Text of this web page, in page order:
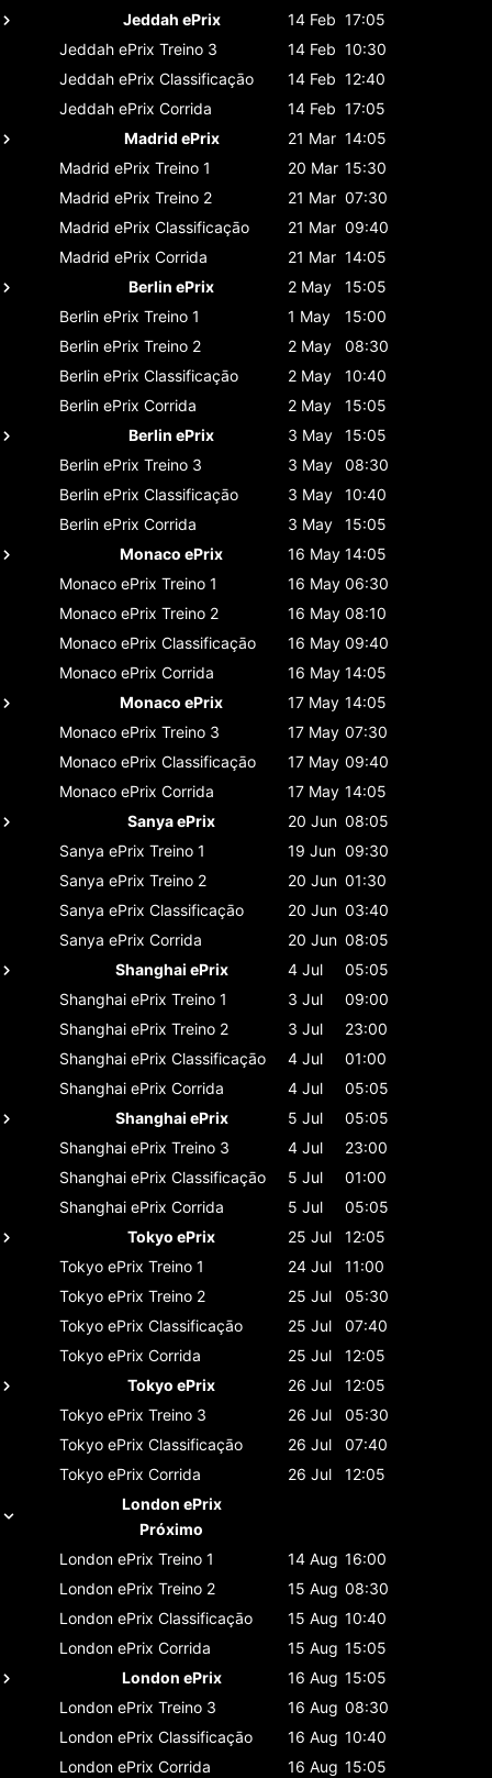
Jeddah ePrix
14 Feb 17:05
Jeddah ePrix Treino 3 14 Feb 10:30
Jeddah ePrix Classificaçāo 14 Feb 12:40
Jeddah ePrix Corrida 14 Feb 17:05
Madrid ePrix
21 Mar 14:05
Madrid ePrix Treino 1 20 Mar 15:30
Madrid ePrix Treino 2 21 Mar 07:30
Madrid ePrix Classificaçāo 21 Mar 09:40
Madrid ePrix Corrida 21 Mar 14:05
Berlin ePrix
2 May
15:05
Berlin ePrix Treino 1 1 May
15:00
Berlin ePrix Treino 2 2 May
08:30
Berlin ePrix Classificaçāo 2 May
10:40
Berlin ePrix Corrida 2 May
15:05
Berlin ePrix
3 May
15:05
Berlin ePrix Treino 3 3 May
08:30
Berlin ePrix Classificaçāo 3 May
10:40
Berlin ePrix Corrida 3 May
15:05
Monaco ePrix
16 May 14:05
Monaco ePrix Treino 1 16 May 06:30
Monaco ePrix Treino 2 16 May 08:10
Monaco ePrix Classificaçāo 16 May 09:40
Monaco ePrix Corrida 16 May 14:05
Monaco ePrix
17 May 14:05
Monaco ePrix Treino 3 17 May 07:30
Monaco ePrix Classificaçāo 17 May 09:40
Monaco ePrix Corrida 17 May 14:05
Sanya ePrix
20 Jun 08:05
Sanya ePrix Treino 1 19 Jun 09:30
Sanya ePrix Treino 2 20 Jun 01:30
Sanya ePrix Classificaçāo 20 Jun 03:40
Sanya ePrix Corrida 20 Jun 08:05
Shanghai ePrix
4 Jul
05:05
Shanghai ePrix Treino 1 3 Jul
09:00
Shanghai ePrix Treino 2 3 Jul
23:00
Shanghai ePrix Classificaçāo 4 Jul
01:00
Shanghai ePrix Corrida 4 Jul
05:05
Shanghai ePrix
5 Jul
05:05
Shanghai ePrix Treino 3 4 Jul
23:00
Shanghai ePrix Classificaçāo 5 Jul
01:00
Shanghai ePrix Corrida 5 Jul
05:05
Tokyo ePrix
25 Jul
12:05
Tokyo ePrix Treino 1 24 Jul
11:00
Tokyo ePrix Treino 2 25 Jul
05:30
Tokyo ePrix Classificaçāo 25 Jul
07:40
Tokyo ePrix Corrida 25 Jul
12:05
Tokyo ePrix
26 Jul
12:05
Tokyo ePrix Treino 3 26 Jul
05:30
Tokyo ePrix Classificaçāo 26 Jul
07:40
Tokyo ePrix Corrida 26 Jul
12:05
London ePrix
Próximo
London ePrix Treino 1 14 Aug 16:00
London ePrix Treino 2 15 Aug 08:30
London ePrix Classificaçāo 15 Aug 10:40
London ePrix Corrida 15 Aug 15:05
London ePrix
16 Aug 15:05
London ePrix Treino 3 16 Aug 08:30
London ePrix Classificaçāo 16 Aug 10:40
London ePrix Corrida 16 Aug 15:05